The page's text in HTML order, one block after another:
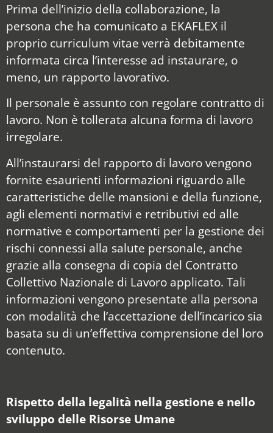
Prima dell’inizio della collaborazione, la
persona che ha comunicato a EKAFLEX il
proprio curriculum vitae verrà debitamente
informata circa l’interesse ad instaurare, o
meno, un rapporto lavorativo.
Il personale è assunto con regolare contratto di
lavoro. Non è tollerata alcuna forma di lavoro
irregolare.
All’instaurarsi del rapporto di lavoro vengono
fornite esaurienti informazioni riguardo alle
caratteristiche delle mansioni e della funzione,
agli elementi normativi e retributivi ed alle
normative e comportamenti per la gestione dei
rischi connessi alla salute personale, anche
grazie alla consegna di copia del Contratto
Collettivo Nazionale di Lavoro applicato. Tali
informazioni vengono presentate alla persona
con modalità che l’accettazione dell’incarico sia
basata su di un’effettiva comprensione del loro
contenuto.
Rispetto della legalità nella gestione e nello
sviluppo delle Risorse Umane